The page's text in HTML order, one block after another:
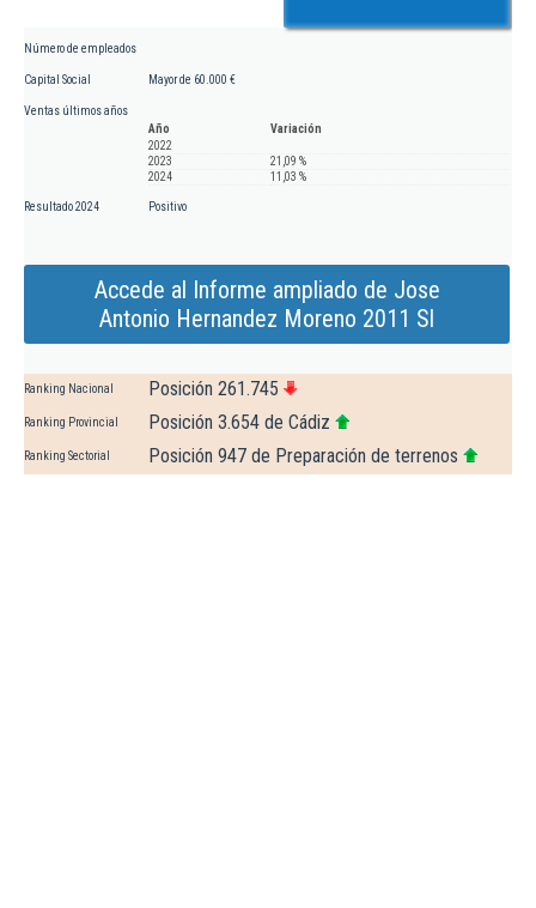
Número de empleados
Capital Social Mayor de 60.000 €
Ventas últimos años
Año
Variación
2022
2023
21,09 %
2024
11,03 %
Resultado 2024 Positivo
Accede al Informe ampliado de Jose
Antonio Hernandez Moreno 2011 Sl
Ranking Nacional Posición 261.745
Ranking Provincial Posición 3.654 de Cádiz
Ranking Sectorial Posición 947 de Preparación de terrenos